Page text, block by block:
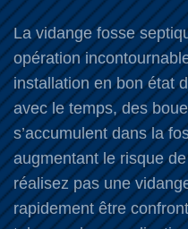
La vidange fosse
opération
installation en bon état
avec le temps, des
s’accumulent dans la
augmentant le risque
réalisez pas une
rapidement être